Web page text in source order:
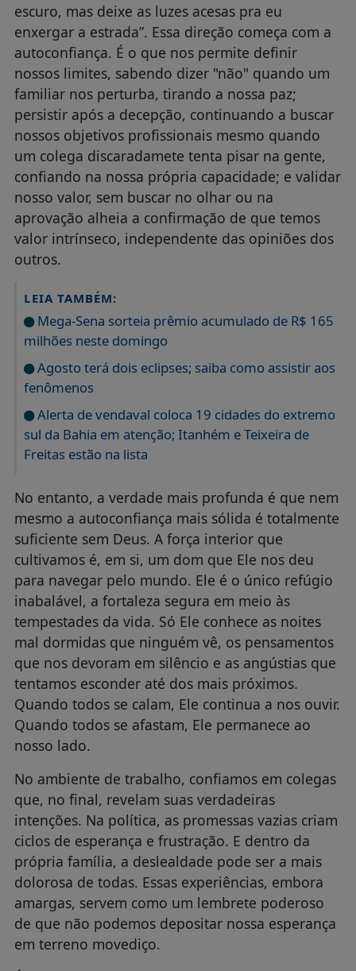
escuro, mas deixe as luzes acesas pra eu
enxergar a estrada”. Essa direção começa com a
autoconfiança. É o que nos permite definir
nossos limites, sabendo dizer "não" quando um
familiar nos perturba, tirando a nossa paz;
persistir após a decepção, continuando a buscar
nossos objetivos profissionais mesmo quando
um colega discaradamete tenta pisar na gente,
confiando na nossa própria capacidade; e validar
nosso valor, sem buscar no olhar ou na
aprovação alheia a confirmação de que temos
valor intrínseco, independente das opiniões dos
outros.
LEIA TAMBÉM:
Mega-Sena sorteia prêmio acumulado de R$ 165
milhões neste domingo
Agosto terá dois eclipses; saiba como assistir aos
fenômenos
Alerta de vendaval coloca 19 cidades do extremo
sul da Bahia em atenção; Itanhém e Teixeira de
Freitas estão na lista
No entanto, a verdade mais profunda é que nem
mesmo a autoconfiança mais sólida é totalmente
suficiente sem Deus. A força interior que
cultivamos é, em si, um dom que Ele nos deu
para navegar pelo mundo. Ele é o único refúgio
inabalável, a fortaleza segura em meio às
tempestades da vida. Só Ele conhece as noites
mal dormidas que ninguém vê, os pensamentos
que nos devoram em silêncio e as angústias que
tentamos esconder até dos mais próximos.
Quando todos se calam, Ele continua a nos ouvir.
Quando todos se afastam, Ele permanece ao
nosso lado.
No ambiente de trabalho, confiamos em colegas
que, no final, revelam suas verdadeiras
intenções. Na política, as promessas vazias criam
ciclos de esperança e frustração. E dentro da
própria família, a deslealdade pode ser a mais
dolorosa de todas. Essas experiências, embora
amargas, servem como um lembrete poderoso
de que não podemos depositar nossa esperança
em terreno movediço.